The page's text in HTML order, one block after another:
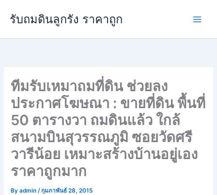
รับถมดินลูกรัง ราคาถูก
ทีมรับเหมาถมที่ดิน ช่วยลง
ประกาศโฆษณา : ขายที่ดิน พื้นที่
50 ตารางวา ถมดินแล้ว ใกล้
สนามบินสุวรรณภูมิ ซอยวัดศรี
วารีน้อย เหมาะสร้างบ้านอยู่เอง
ราคาถูกมาก
Byadmin/กุมภาพันธ์ 28, 2015